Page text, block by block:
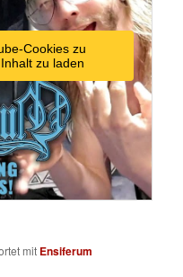
Cookies zu
zu laden
mit Ensiferum